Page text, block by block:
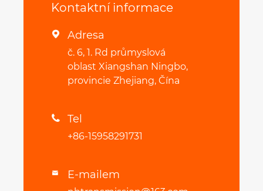
Kontaktní informace
 Adresa
č. 6, 1. Rd průmyslová
oblast Xiangshan Ningbo,
provincie Zhejiang, Čína
 Tel
+86-15958291731
 E-mailem